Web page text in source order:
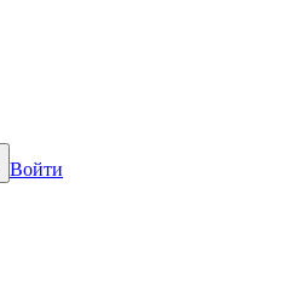
Войти